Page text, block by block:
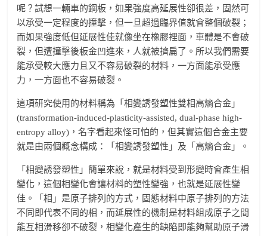
呢？試想一輛車的鋼板，如果強度高延展性卻很差，固然可
以承受一定程度的撞擊，但一旦超過臨界值就會整個破裂；
而如果強度低但延展性佳就像坐在橡膠裡面，車體是不會破
裂，但遭撞擊後板金凹進來，人就被擠扁了。所以我們需要
能承受較大應力且又不容易破裂的材料，一方面能承受應
力，一方面也不容易破裂。
這項研究使用的材料稱為「相變誘發塑性雙相高熵合金」
(transformation-induced-plasticity-assisted, dual-phase high-
entropy alloy)，名字看起來怪可怕的，但其實這個合金主要
就是由兩個概念構成：「相變誘發塑性」及「高熵合金」。
「相變誘發塑性」簡單來說，就是材料受到形變時會產生相
變化，這個相變化會讓材料的塑性變強，也就是延展性變
佳。「相」是原子排列的方式，固態材料中原子排列的方法
不同即代表不同的相，而延展性的機制是材料組成原子之間
能互相滑移卻不破裂，相變化產生的缺陷即能夠幫助原子滑